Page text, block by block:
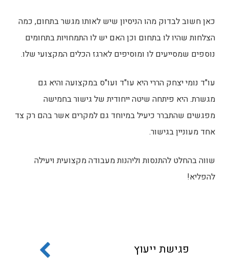
כאן חשוב לבדוק מהו הניסיון שיש לאותו מגשר בתחום, כמה
הצלחות שהיו לו בתחום וכן האם יש לו התמחויות בתחומים
נוספים שמסייעים לו ומוסיפים לארגז הכלים המקצועי שלו.
עו"ד נומי יצחק הררי היא עו"ד ועו"ס במקצועה והיא גם
מגשרת. היא פיתחה שיטה ייחודית של גישור בחמישה
מפגשים שהתברר כיעיל במיוחד גם למקרים אשר בהם רק צד
אחד מעוניין בגישור.
שווה בהחלט להתנסות וליהנות מעבודה מקצועית ויעילה
להפליא!
פגישת ייעוץ